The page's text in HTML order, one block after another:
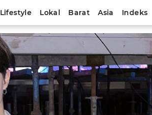
Lifestyle Lokal Barat Asia Indeks